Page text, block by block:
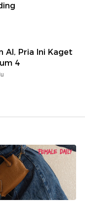
AI, Pria Ini Kaget
4